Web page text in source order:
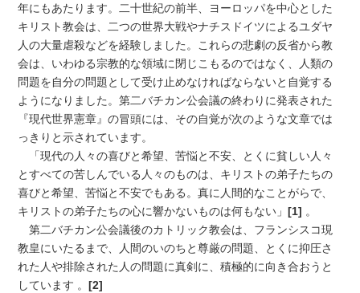
年にもあたります。二十世紀の前半、ヨーロッパを中心とした
キリスト教会は、二つの世界大戦やナチスドイツによるユダヤ
人の大量虐殺などを経験しました。これらの悲劇の反省から教
会は、いわゆる宗教的な領域に閉じこもるのではなく、人類の
問題を自分の問題として受け止めなければならないと自覚する
ようになりました。第二バチカン公会議の終わりに発表された
『現代世界憲章』の冒頭には、その自覚が次のような文章では
っきりと示されています。
「現代の人々の喜びと希望、苦悩と不安、とくに貧しい人々
とすべての苦しんでいる人々のものは、キリストの弟子たちの
喜びと希望、苦悩と不安でもある。真に人間的なことがらで、
キリストの弟子たちの心に響かないものは何もない」[1] 。
第二バチカン公会議後のカトリック教会は、フランシスコ現
教皇にいたるまで、人間のいのちと尊厳の問題、とくに抑圧さ
れた人や排除された人の問題に真剣に、積極的に向き合おうと
しています 。[2]